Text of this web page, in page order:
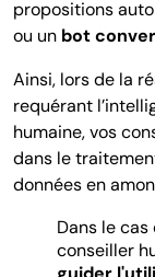
propositions
ou un bot
Ainsi, lors de la
requérant
humaine, vos
dans le
données en
Dans le cas
conseiller